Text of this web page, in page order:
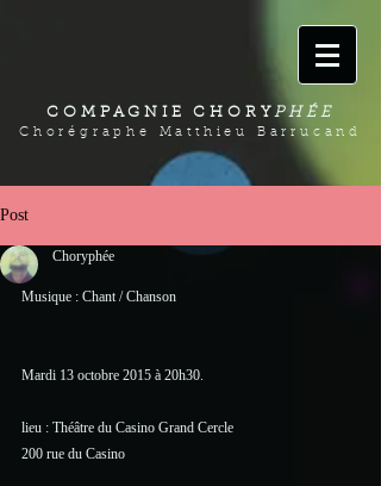
COMPAGNIE CHORYPHÉE
Chorégraphe Matthieu Barrucand
Post
Choryphée
Musique : Chant / Chanson
Mardi 13 octobre 2015 à 20h30.
lieu : Théâtre du Casino Grand Cercle
200 rue du Casino